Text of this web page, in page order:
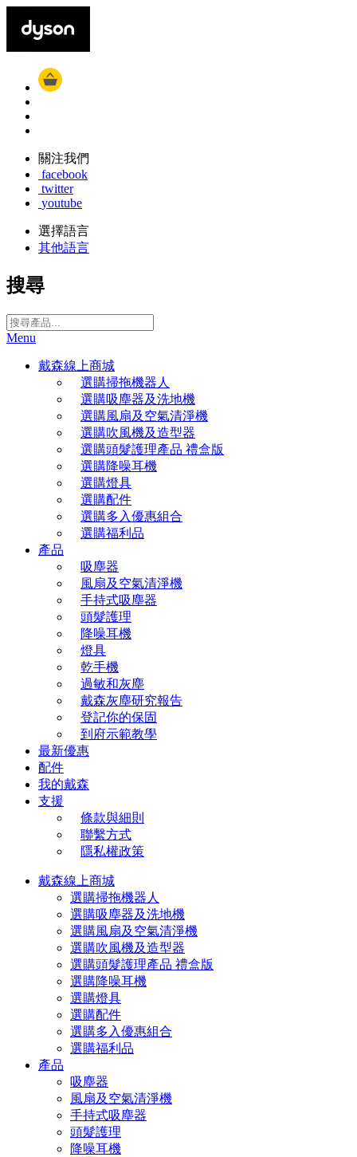
關注我們
facebook
twitter
youtube
選擇語言
其他語言
搜尋
Menu
戴森線上商城
選購掃拖機器人
選購吸塵器及洗地機
選購風扇及空氣清淨機
選購吹風機及造型器
選購頭髮護理產品 禮盒版
選購降噪耳機
選購燈具
選購配件
選購多入優惠組合
選購福利品
產品
吸塵器
風扇及空氣清淨機
手持式吸塵器
頭髮護理
降噪耳機
燈具
乾手機
過敏和灰塵
戴森灰塵研究報告
登記你的保固
到府示範教學
最新優惠
配件
我的戴森
支援
條款與細則
聯繫方式
隱私權政策
戴森線上商城
選購掃拖機器人
選購吸塵器及洗地機
選購風扇及空氣清淨機
選購吹風機及造型器
選購頭髮護理產品 禮盒版
選購降噪耳機
選購燈具
選購配件
選購多入優惠組合
選購福利品
產品
吸塵器
風扇及空氣清淨機
手持式吸塵器
頭髮護理
降噪耳機